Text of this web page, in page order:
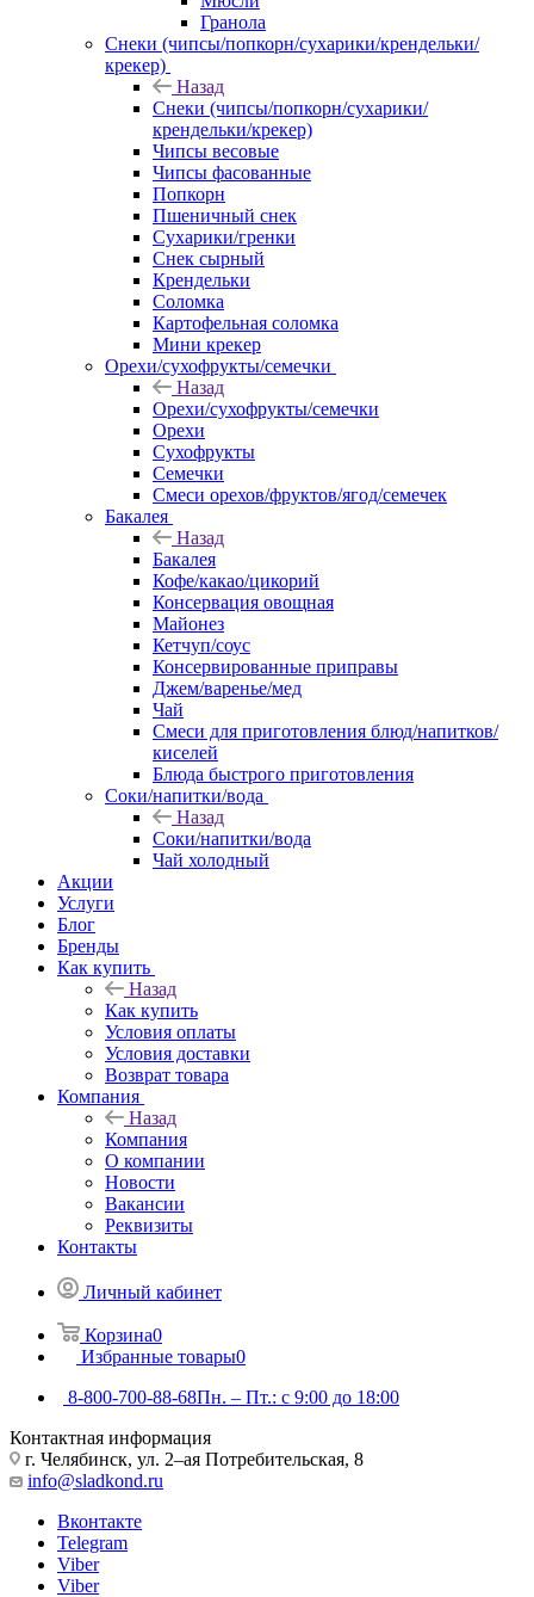
Гранола
Снеки (чипсы/попкорн/сухарики/крендельки/
крекер)
Назад
Снеки (чипсы/попкорн/сухарики/
крендельки/крекер)
Чипсы весовые
Чипсы фасованные
Попкорн
Пшеничный снек
Сухарики/гренки
Снек сырный
Крендельки
Соломка
Картофельная соломка
Мини крекер
Орехи/сухофрукты/семечки
Назад
Орехи/сухофрукты/семечки
Орехи
Сухофрукты
Семечки
Смеси орехов/фруктов/ягод/семечек
Бакалея
Назад
Бакалея
Кофе/какао/цикорий
Консервация овощная
Майонез
Кетчуп/соус
Консервированные приправы
Джем/варенье/мед
Чай
Смеси для приготовления блюд/напитков/
киселей
Блюда быстрого приготовления
Соки/напитки/вода
Назад
Соки/напитки/вода
Чай холодный
Акции
Услуги
Блог
Бренды
Как купить
Назад
Как купить
Условия оплаты
Условия доставки
Возврат товара
Компания
Назад
Компания
О компании
Новости
Вакансии
Реквизиты
Контакты
Личный кабинет
Корзина0
Избранные товары0
8-800-700-88-68Пн. – Пт.: с 9:00 до 18:00
Контактная информация
г. Челябинск, ул. 2–ая Потребительская, 8
info@sladkond.ru
Вконтакте
Telegram
Viber
Viber